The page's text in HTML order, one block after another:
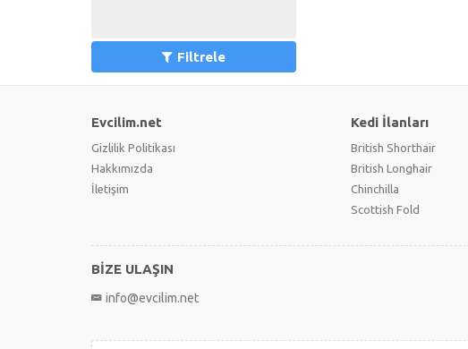
Filtrele
Evcilim.net
Gizlilik Politikası
Hakkımızda
İletişim
Kedi İlanları
British Shorthair
British Longhair
Chinchilla
Scottish Fold
BİZE ULAŞIN
info@evcilim.net